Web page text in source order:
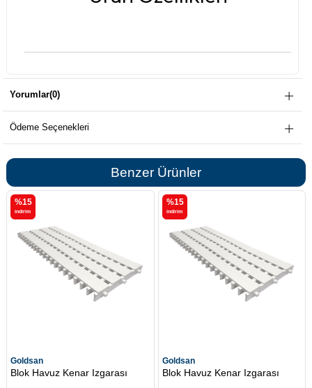
Yorumlar(0)
Ödeme Seçenekleri
Benzer Ürünler
Goldsan
Blok Havuz Kenar Izgarası
%15
i̇ndirim
Goldsan
Blok Havuz Kenar Izgarası
%15
i̇ndirim